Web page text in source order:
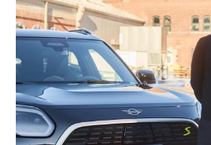
LIFE ENDING
REAL ESTATE
SMART
BPaaS JOURNAL
ADOPTABLE